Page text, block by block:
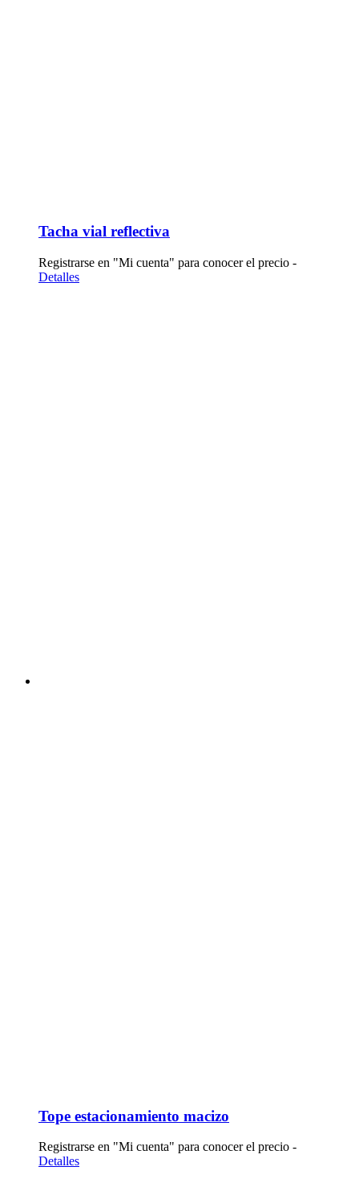
Tacha vial reflectiva
Registrarse en "Mi cuenta" para conocer el precio -
Detalles
Tope estacionamiento macizo
Registrarse en "Mi cuenta" para conocer el precio -
Detalles